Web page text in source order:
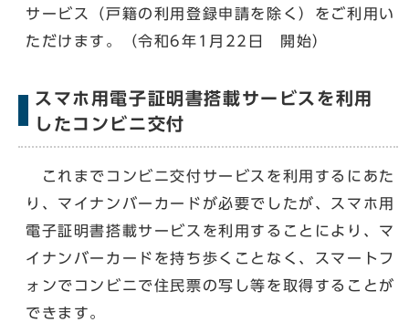
サービス（戸籍の利用登録申請を除く）をご利用い
ただけます。（令和6年1月22日 開始）
スマホ用電子証明書搭載サービスを利用
したコンビニ交付
これまでコンビニ交付サービスを利用するにあた
り、マイナンバーカードが必要でしたが、スマホ用
電子証明書搭載サービスを利用することにより、マ
イナンバーカードを持ち歩くことなく、スマートフ
ォンでコンビニで住民票の写し等を取得することが
できます。